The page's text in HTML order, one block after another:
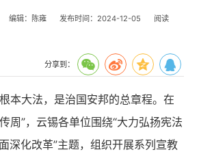
编辑：陈雍 发布时间：2024-12-05
阅读
分享到：
本大法，是治国安邦的总章程。在
周”，云锡各单位围绕“大力弘扬宪法
深化改革”主题，组织开展系列宣教